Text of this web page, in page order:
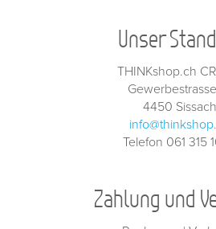
Unser
THINKshop.ch
4450 Sissach
Telefon 061 315
Zahlung und